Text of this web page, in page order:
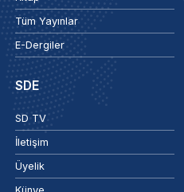
Tüm Yayınlar
E-Dergiler
SDE
SD TV
İletişim
Üyelik